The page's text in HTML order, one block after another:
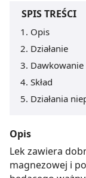
SPIS TREŚCI
Opis
Działanie
Dawkowanie
Skład
Działania
Opis
Lek zawiera
magnezowej i